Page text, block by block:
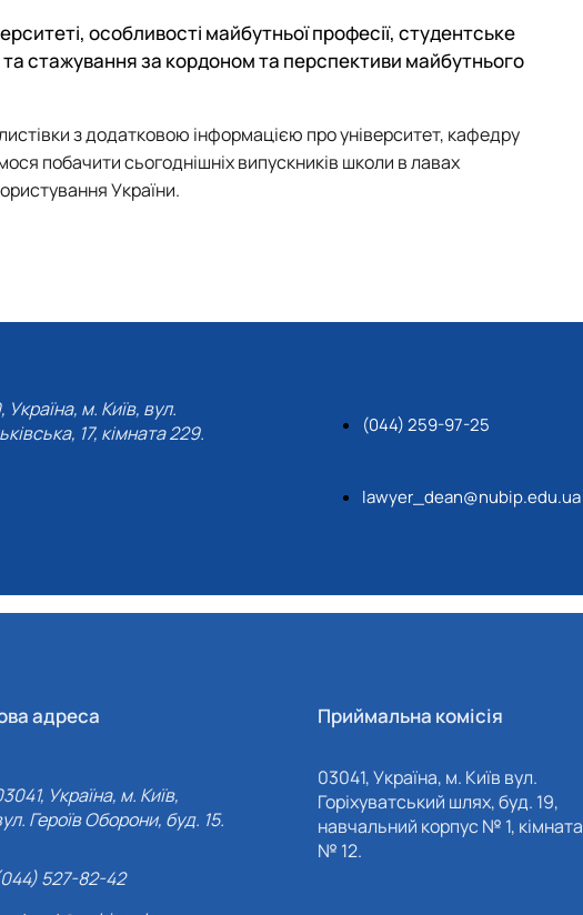
особливості майбутньої професії, студентське
стажування за кордоном та перспективи майбутнього
з додатковою інформацією про університет, кафедру
побачити сьогоднішніх випускників школи в лавах
України.
Україна, м. Київ, вул.
17, кімната 229.
(044) 259-97-25
lawyer_dean@nubip.edu.ua
адреса
Україна, м. Київ,
Героїв Оборони, буд. 15.
527-82-42
Приймальна комісія
03041, Україна, м. Київ вул.
Горіхуватський шлях, буд. 19,
навчальний корпус № 1, кімната
№ 12.